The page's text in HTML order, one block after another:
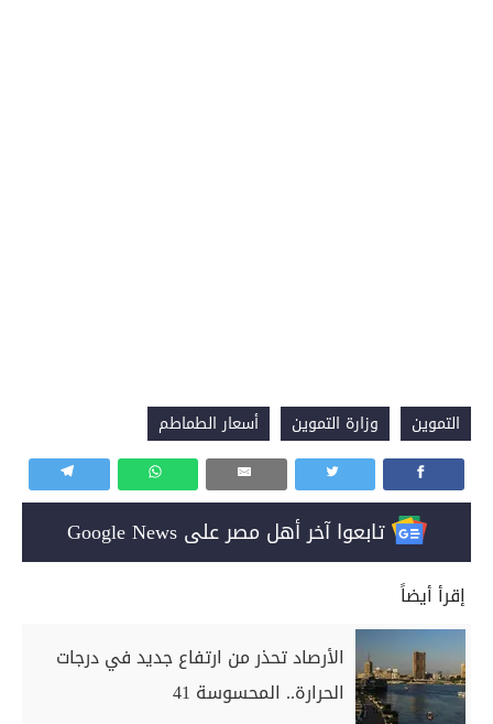
التموين وزارة التموين أسعار الطماطم
تابعوا آخر أهل مصر على Google News
إقرأ أيضاً
الأرصاد تحذر من ارتفاع جديد في درجات
الحرارة.. المحسوسة 41